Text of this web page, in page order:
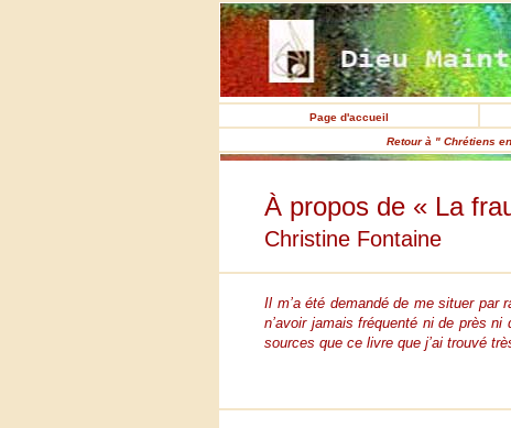
Page d'accueil
Retour à " Chrétiens
À propos de « La
Christine Fontaine
Il m’a été demandé de me situer par
n’avoir jamais fréquenté ni de près
sources que ce livre que j’ai trouvé